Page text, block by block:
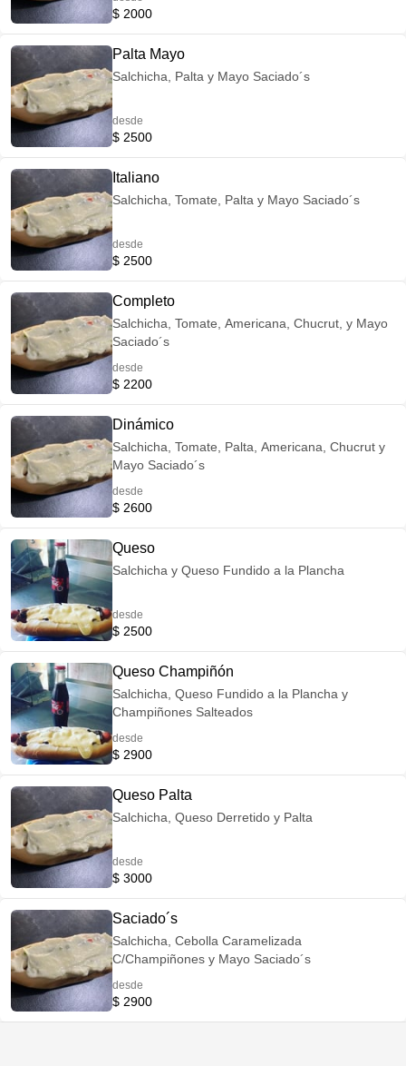
$ 2000
Palta Mayo
Salchicha, Palta y Mayo Saciado´s
desde
$ 2500
Italiano
Salchicha, Tomate, Palta y Mayo Saciado´s
desde
$ 2500
Completo
Salchicha, Tomate, Americana, Chucrut, y Mayo
Saciado´s
desde
$ 2200
Dinámico
Salchicha, Tomate, Palta, Americana, Chucrut y
Mayo Saciado´s
desde
$ 2600
Queso
Salchicha y Queso Fundido a la Plancha
desde
$ 2500
Queso Champiñón
Salchicha, Queso Fundido a la Plancha y
Champiñones Salteados
desde
$ 2900
Queso Palta
Salchicha, Queso Derretido y Palta
desde
$ 3000
Saciado´s
Salchicha, Cebolla Caramelizada
C/Champiñones y Mayo Saciado´s
desde
$ 2900